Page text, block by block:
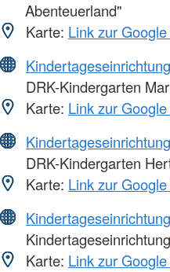
Abenteuerland"
Karte: Link zur
Kindertageseinrichtung
DRK-Kindergarten
Karte: Link zur
Kindertageseinrichtung
DRK-Kindergarten
Karte: Link zur
Kindertageseinrichtung
Karte: Link zur